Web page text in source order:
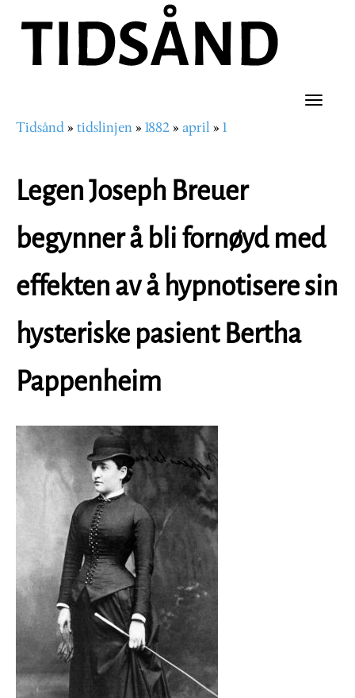
hovedinnhold
Toggle
Navigasjonssti
Tidsånd tidslinjen 1882 april 1
Legen Joseph Breuer
begynner å bli fornøyd med
effekten av å hypnotisere sin
hysteriske pasient Bertha
Pappenheim
Image